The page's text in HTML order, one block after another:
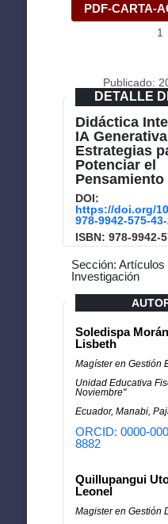
PDF-CARTA-
1
Publicado:
DETALLE
Didáctica
IA
Estrategias
Potenciar el
DOI:
https://doi.org/
978-9942-575-
ISBN: 978-9942-
Sección:
Investigación
Soledispa
Lisbeth
Magíster en Gestión
Unidad Educativa
Noviembre"
Ecuador, Manabi,
ORCID: 0000-
8882
Quillupangui
Leonel
Magister en Gestión